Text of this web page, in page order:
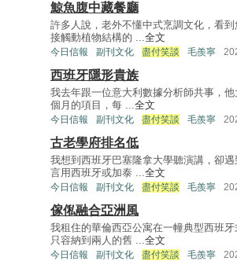
鯨魚腹中藏餐廳
許多人說，老外不懂中式烹調文化，看
接觸動植物結構的 ...全文
今日信報 副刊文化 盡付笑談 毛羨寧
西班牙隱形貴族
我去年跟一位意大利數據分析師共事，
個月的項目，每 ...全文
今日信報 副刊文化 盡付笑談 毛羨寧
古老學府排名低
我想到西班牙巴塞隆拿大學聽演講，卻
言用西班牙或加泰 ...全文
今日信報 副刊文化 盡付笑談 毛羨寧
傢俬融合亞洲風
我租住的華倫西亞公寓在一幢典型西班
只容納到兩人的舊 ...全文
今日信報 副刊文化 盡付笑談 毛羨寧